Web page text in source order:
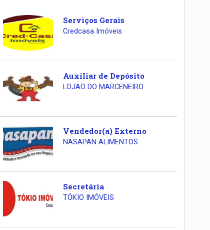
Serviços Gerais
Credcasa Imóveis
Auxiliar de Depósito
LOJAO DO MARCENEIRO
Vendedor(a) Externo
NASAPAN ALIMENTOS
Secretária
TÓKIO IMÓVEIS